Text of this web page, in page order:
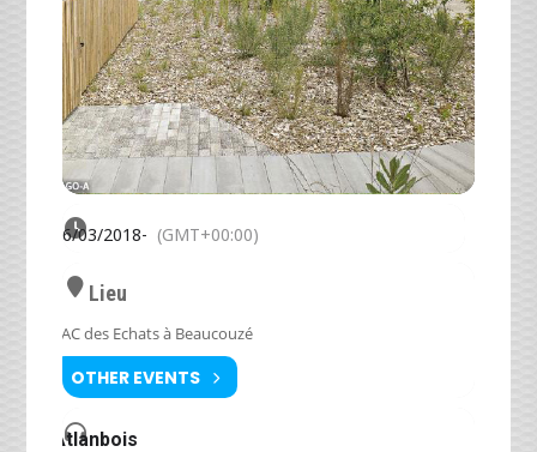
16/03/2018- (GMT+00:00)
Lieu
ZAC des Echats à Beaucouzé
OTHER EVENTS
Atlanbois